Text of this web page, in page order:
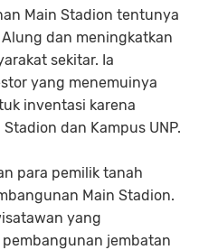
Main Stadion tentunya
dan meningkatkan
sekitar. Ia
yang menemuinya
inventasi karena
dan Kampus UNP.
para pemilik tanah
Main Stadion.
yang
jembatan